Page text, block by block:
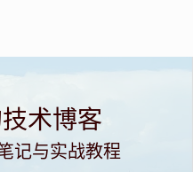
术博客
记与实战教程